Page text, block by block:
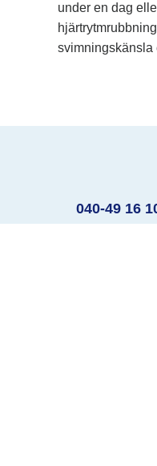
under en dag
svimningskänsla
040-49 16